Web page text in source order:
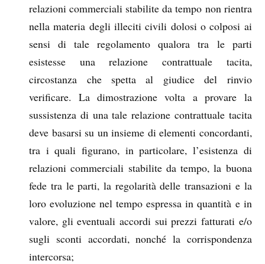
relazioni commerciali stabilite da tempo non rientra
nella materia degli illeciti civili dolosi o colposi ai
sensi di tale regolamento qualora tra le parti
esistesse una relazione contrattuale tacita,
circostanza che spetta al giudice del rinvio
verificare. La dimostrazione volta a provare la
sussistenza di una tale relazione contrattuale tacita
deve basarsi su un insieme di elementi concordanti,
tra i quali figurano, in particolare, l’esistenza di
relazioni commerciali stabilite da tempo, la buona
fede tra le parti, la regolarità delle transazioni e la
loro evoluzione nel tempo espressa in quantità e in
valore, gli eventuali accordi sui prezzi fatturati e/o
sugli sconti accordati, nonché la corrispondenza
intercorsa;